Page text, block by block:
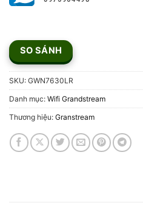
SO SÁNH
SKU: GWN7630LR
Danh mục: Wifi Grandstream
Thương hiệu: Granstream